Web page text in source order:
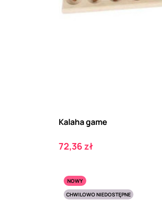
Kalaha game
Cena
72,36 zł
NOWY
CHWILOWO NIEDOSTĘPNE